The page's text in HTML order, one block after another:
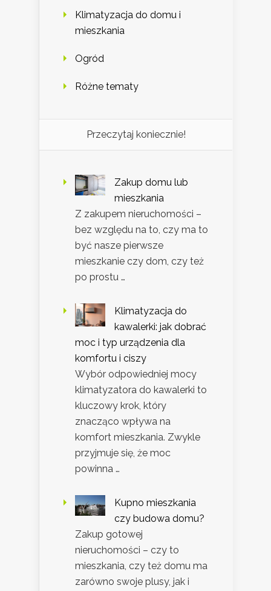
Klimatyzacja do domu i
mieszkania
Ogród
Różne tematy
Przeczytaj koniecznie!
Zakup domu lub
mieszkania
Z zakupem nieruchomości –
bez względu na to, czy ma to
być nasze pierwsze
mieszkanie czy dom, czy też
po prostu …
Klimatyzacja do
kawalerki: jak dobrać
moc i typ urządzenia dla
komfortu i ciszy
Wybór odpowiedniej mocy
klimatyzatora do kawalerki to
kluczowy krok, który
znacząco wpływa na
komfort mieszkania. Zwykle
przyjmuje się, że moc
powinna …
Kupno mieszkania
czy budowa domu?
Zakup gotowej
nieruchomości – czy to
mieszkania, czy też domu ma
zarówno swoje plusy, jak i